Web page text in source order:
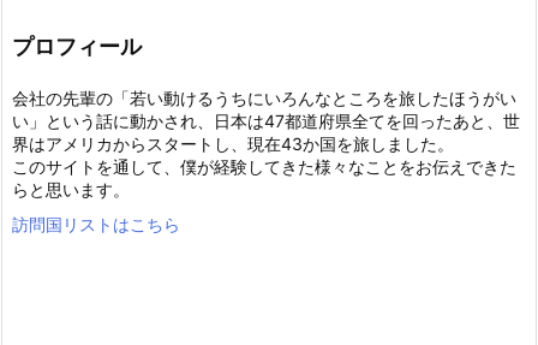
プロフィール
会社の先輩の「若い動けるうちにいろんなところを旅したほうがい
い」という話に動かされ、日本は47都道府県全てを回ったあと、世
界はアメリカからスタートし、現在43か国を旅しました。
このサイトを通して、僕が経験してきた様々なことをお伝えできた
らと思います。
訪問国リストはこちら